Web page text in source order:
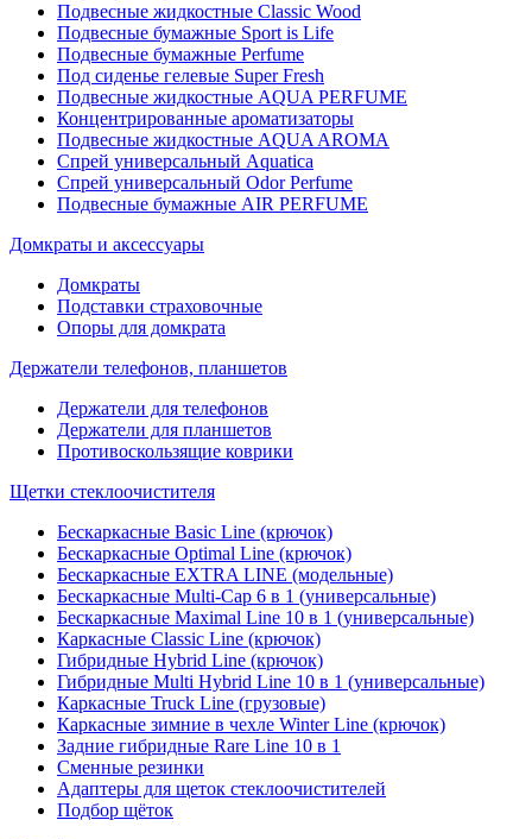
Подвесные жидкостные Classic Wood
Подвесные бумажные Sport is Life
Подвесные бумажные Perfume
Под сиденье гелевые Super Fresh
Подвесные жидкостные AQUA PERFUME
Концентрированные ароматизаторы
Подвесные жидкостные AQUA AROMA
Спрей универсальный Aquatica
Спрей универсальный Odor Perfume
Подвесные бумажные AIR PERFUME
Домкраты и аксессуары
Домкраты
Подставки страховочные
Опоры для домкрата
Держатели телефонов, планшетов
Держатели для телефонов
Держатели для планшетов
Противоскользящие коврики
Щетки стеклоочистителя
Бескаркасные Basic Line (крючок)
Бескаркасные Optimal Line (крючок)
Бескаркасные EXTRA LINE (модельные)
Бескаркасные Multi-Cap 6 в 1 (универсальные)
Бескаркасные Maximal Line 10 в 1 (универсальные)
Каркасные Classic Line (крючок)
Гибридные Hybrid Line (крючок)
Гибридные Multi Hybrid Line 10 в 1 (универсальные)
Каркасные Truck Line (грузовые)
Каркасные зимние в чехле Winter Line (крючок)
Задние гибридные Rare Line 10 в 1
Сменные резинки
Адаптеры для щеток стеклоочистителей
Подбор щёток